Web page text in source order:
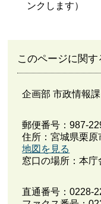
ンクします）
このページに関
企画部 市政情報課
郵便番号：987-
住所：宮城県栗
地図を見る
窓口の場所：本庁
直通番号：0228-